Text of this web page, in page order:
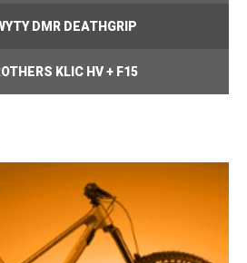
DMR DEATHGRIP
KLIC HV + F15